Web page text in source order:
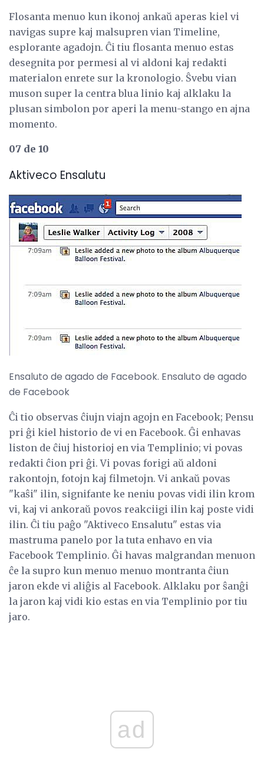
Flosanta menuo kun ikonoj ankaŭ aperas kiel vi
navigas supre kaj malsupren vian Timeline,
esplorante agadojn. Ĉi tiu flosanta menuo estas
desegnita por permesi al vi aldoni kaj redakti
materialon enrete sur la kronologio. Ŝvebu vian
muson super la centra blua linio kaj alklaku la
plusan simbolon por aperi la menu-stango en ajna
momento.
07 de 10
Aktiveco Ensalutu
Ensaluto de agado de Facebook. Ensaluto de agado
de Facebook
Ĉi tio observas ĉiujn viajn agojn en Facebook; Pensu
pri ĝi kiel historio de vi en Facebook. Ĝi enhavas
liston de ĉiuj historioj en via Templinio; vi povas
redakti ĉion pri ĝi. Vi povas forigi aŭ aldoni
rakontojn, fotojn kaj filmetojn. Vi ankaŭ povas
"kaŝi" ilin, signifante ke neniu povas vidi ilin krom
vi, kaj vi ankoraŭ povos reakciigi ilin kaj poste vidi
ilin. Ĉi tiu paĝo "Aktiveco Ensalutu" estas via
mastruma panelo por la tuta enhavo en via
Facebook Templinio. Ĝi havas malgrandan menuon
ĉe la supro kun menuo menuo montranta ĉiun
jaron ekde vi aliĝis al Facebook. Alklaku por ŝanĝi
la jaron kaj vidi kio estas en via Templinio por tiu
jaro.
ad